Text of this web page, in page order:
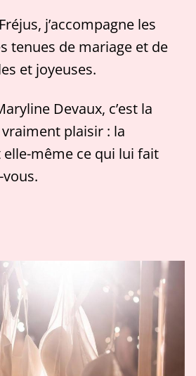
j’accompagne les
tenues de mariage et de
et joyeuses.
Devaux, c’est la
plaisir : la
même ce qui lui fait